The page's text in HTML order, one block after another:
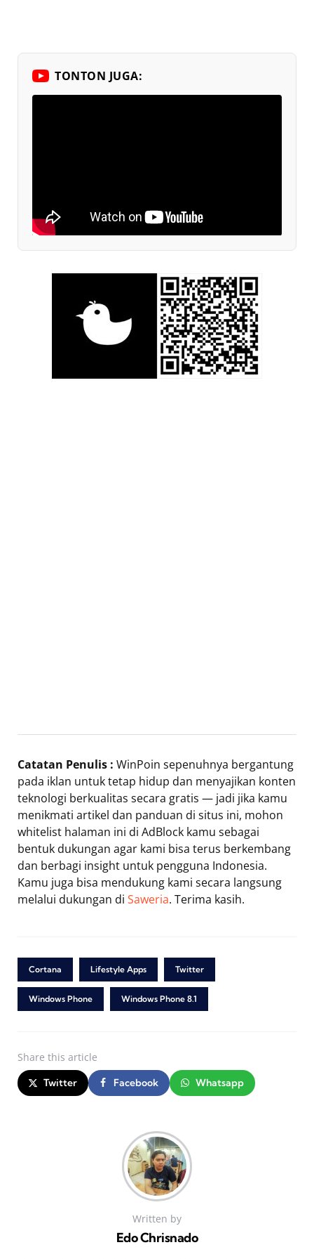
TONTON JUGA:
Catatan Penulis : WinPoin sepenuhnya bergantung
pada iklan untuk tetap hidup dan menyajikan konten
teknologi berkualitas secara gratis — jadi jika kamu
menikmati artikel dan panduan di situs ini, mohon
whitelist halaman ini di AdBlock kamu sebagai
bentuk dukungan agar kami bisa terus berkembang
dan berbagi insight untuk pengguna Indonesia.
Kamu juga bisa mendukung kami secara langsung
melalui dukungan di Saweria. Terima kasih.
Cortana Lifestyle Apps Twitter
Windows Phone Windows Phone 8.1
Share this article
Twitter Facebook Whatsapp
Written by
Edo Chrisnado